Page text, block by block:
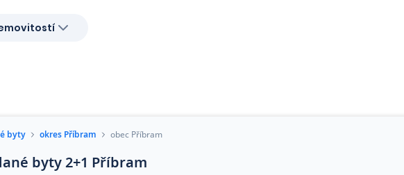
byty okres Příbram obec Příbram
byty 2+1 Příbram